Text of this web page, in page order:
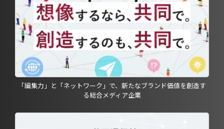
「編集力」と「ネットワーク」で、新たなブランド価値を創造す
る総合メディア企業